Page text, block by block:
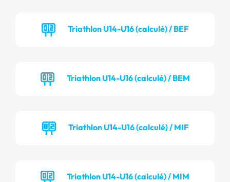
Triathlon U14-U16 (calculé) / BEF
Triathlon U14-U16 (calculé) / BEM
Triathlon U14-U16 (calculé) / MIF
Triathlon U14-U16 (calculé) / MIM